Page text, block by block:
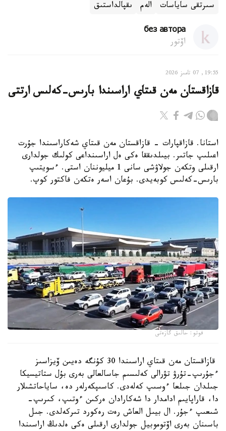
سىرتقى ساياسات الەم ىقپالداستىق
без автора
اۆتور
19:55, 07 تامىز 2026
قازاقستان مەن قىتاي اراسىندا بارىس-كەلىس ارتتى
استانا. قازاقپارات - قازاقستان مەن قىتاي شەكاراسىندا جۇرت
اعىلىپ جاتىر. بيىلدىققا ەكى ەل اراسىنداعى كولىك جولدارى
ارقىلى وتكەن جولاۋشى سانى 1 ميليوننان استى. ءسويتىپ
بارىس-كەلىس كوبەيدى. بۇعان اسەر ەتكەن فاكتور كوپ.
فوتو: حالىق گازەتى
قازاقستان مەن قىتاي اراسىندا 30 كۇنگە دەيىن ۆيزاسىز
ءجۇرىپ-تۇرۋ تۋرالى كەلىسىم جاسالعالى بەرى بۇل ستاتيسيكا
جىلدان جىلعا ءوسىپ كەلەدى. كاسىپكەرلەر دە، ساياحاتشىلار
دا، قاراپايىم ادامدار دا شەكارادان ەركىن ءوتىپ، كىرىپ-
شىعىپ ءجۇر. ال بيىل العاش رەت رەكورد تىركەلدى. جىل
باسىنان بەرى اۆتوموبيل جولدارى ارقىلى ەكى ەلدىڭ اراسىندا